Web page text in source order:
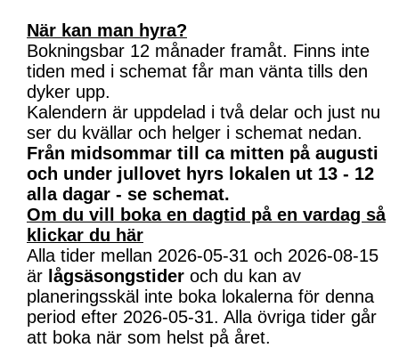
När kan man hyra?
Bokningsbar 12 månader framåt. Finns inte
tiden med i schemat får man vänta tills den
dyker upp.
Kalendern är uppdelad i två delar och just nu
ser du kvällar och helger i schemat nedan.
Från midsommar till ca mitten på augusti
och under jullovet hyrs lokalen ut 13 - 12
alla dagar - se schemat.
Om du vill boka en dagtid på en vardag så
klickar du här
Alla tider mellan 2026-05-31 och 2026-08-15
är lågsäsongstider och du kan av
planeringsskäl inte boka lokalerna för denna
period efter 2026-05-31. Alla övriga tider går
att boka när som helst på året.